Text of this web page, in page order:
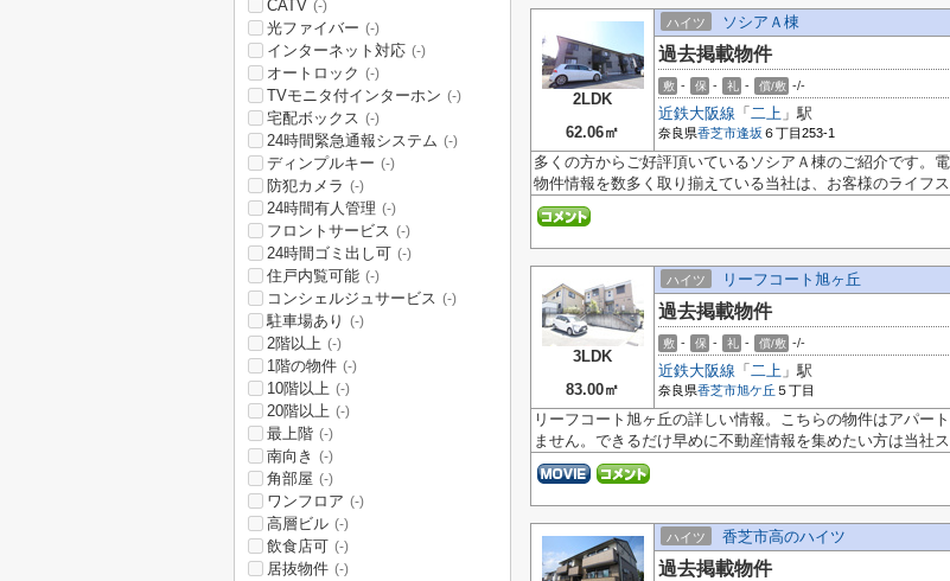
2LDK
62.06㎡
ハイツ ソシアＡ棟
過去掲載物件
敷 - 保 - 礼 - 償/敷 -/-
近鉄大阪線 「 二上 」駅
奈良県香芝市逢坂 ６丁目253-1
多くの方からご好評頂いているソシアＡ棟のご紹介です。
物件情報を数多く取り揃えている当社は、お客様のライフ
3LDK
83.00㎡
ハイツ リーフコート旭ヶ丘
過去掲載物件
敷 - 保 - 礼 - 償/敷 -/-
近鉄大阪線 「 二上 」駅
奈良県香芝市旭ケ丘 ５丁目
リーフコート旭ヶ丘の詳しい情報。こちらの物件はアパー
ません。できるだけ早めに不動産情報を集めたい方は当社
ハイツ 香芝市高のハイツ
過去掲載物件
CATV (-)
光ファイバー (-)
インターネット対応 (-)
オートロック (-)
TVモニタ付インターホン (-)
宅配ボックス (-)
24時間緊急通報システム (-)
ディンプルキー (-)
防犯カメラ (-)
24時間有人管理 (-)
フロントサービス (-)
24時間ゴミ出し可 (-)
住戸内覧可能 (-)
コンシェルジュサービス (-)
駐車場あり (-)
2階以上 (-)
1階の物件 (-)
10階以上 (-)
20階以上 (-)
最上階 (-)
南向き (-)
角部屋 (-)
ワンフロア (-)
高層ビル (-)
飲食店可 (-)
居抜物件 (-)